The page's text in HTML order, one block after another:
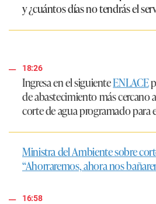
18:26
Ingresa en el siguienteENLACE
de abastecimiento más cercano
corte de agua programado para
Ministra del Ambiente sobre
“Ahorraremos, ahora nos
16:58